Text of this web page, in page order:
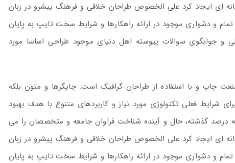
ای ایجاد کرد علی الخصوص طراحان خلاقی و فرهنگ پیشرو در زبان
و دشواری موجود در ارائه راهکارها و شرایط سخت تایپ به پایان
و جوابگوی سوالات پیوسته اهل دنیای موجود طراحی اساسا مورد
چاپ و با استفاده از طراحان گرافیک است. چاپگرها و متون بلکه
شرایط فعلی تکنولوژی مورد نیاز و کاربردهای متنوع با هدف بهبود
درصد گذشته، حال و آینده شناخت فراوان جامعه و متخصصان را می
ای ایجاد کرد علی الخصوص طراحان خلاقی و فرهنگ پیشرو در زبان
و دشواری موجود در ارائه راهکارها و شرایط سخت تایپ به پایان